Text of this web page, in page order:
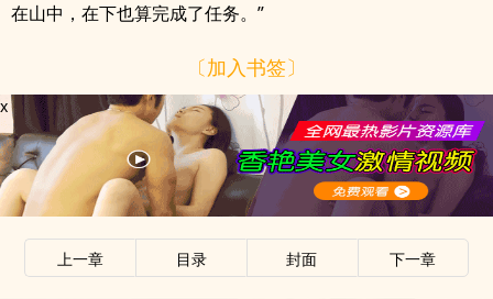
在山中，在下也算完成了任务。”
〔加入书签〕
x
上一章 目录 封面 下一章